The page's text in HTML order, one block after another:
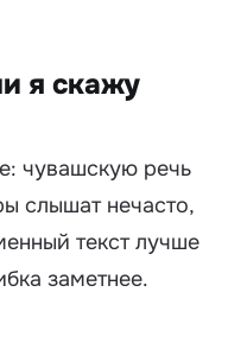
я скажу
чувашскую речь
слышат нечасто,
текст лучше
заметнее.